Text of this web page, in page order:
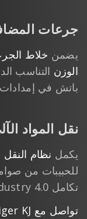
جرعات
يضمن خلاط
الوزن التناسب
باتش في
نقل المواد
يكمل نظام النقل
للحبيبات من
تكامل Industry 4.0 الكامل.
تواصل مع Flying Tiger KJ